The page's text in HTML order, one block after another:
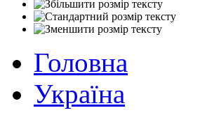
Головна
Україна